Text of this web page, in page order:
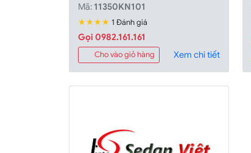
Mã: 11350KN101
★★★★ 1 Đánh giá
Gọi 0982.161.161
Cho vào giỏ hàng Xem chi tiết